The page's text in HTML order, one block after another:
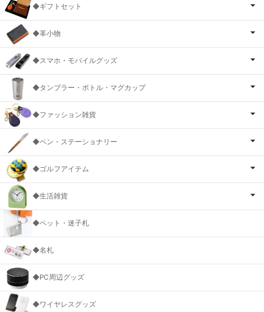
◆ギフトセット
◆革小物
◆スマホ・モバイルグッズ
◆タンブラー・ボトル・マグカップ
◆ファッション雑貨
◆ペン・ステーショナリー
◆ゴルフアイテム
◆生活雑貨
◆ペット・迷子札
◆名札
◆PC周辺グッズ
◆ワイヤレスグッズ